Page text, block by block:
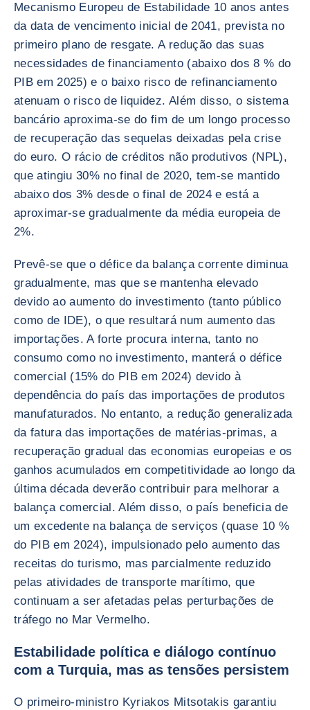
Mecanismo Europeu de Estabilidade 10 anos antes
da data de vencimento inicial de 2041, prevista no
primeiro plano de resgate. A redução das suas
necessidades de financiamento (abaixo dos 8 % do
PIB em 2025) e o baixo risco de refinanciamento
atenuam o risco de liquidez. Além disso, o sistema
bancário aproxima-se do fim de um longo processo
de recuperação das sequelas deixadas pela crise
do euro. O rácio de créditos não produtivos (NPL),
que atingiu 30% no final de 2020, tem-se mantido
abaixo dos 3% desde o final de 2024 e está a
aproximar-se gradualmente da média europeia de
2%.
Prevê-se que o défice da balança corrente diminua
gradualmente, mas que se mantenha elevado
devido ao aumento do investimento (tanto público
como de IDE), o que resultará num aumento das
importações. A forte procura interna, tanto no
consumo como no investimento, manterá o défice
comercial (15% do PIB em 2024) devido à
dependência do país das importações de produtos
manufaturados. No entanto, a redução generalizada
da fatura das importações de matérias-primas, a
recuperação gradual das economias europeias e os
ganhos acumulados em competitividade ao longo da
última década deverão contribuir para melhorar a
balança comercial. Além disso, o país beneficia de
um excedente na balança de serviços (quase 10 %
do PIB em 2024), impulsionado pelo aumento das
receitas do turismo, mas parcialmente reduzido
pelas atividades de transporte marítimo, que
continuam a ser afetadas pelas perturbações de
tráfego no Mar Vermelho.
Estabilidade política e diálogo contínuo
com a Turquia, mas as tensões persistem
O primeiro-ministro Kyriakos Mitsotakis garantiu